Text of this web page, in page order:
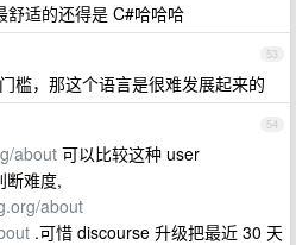
舒适的还得是 C#哈哈哈
53
槛，那这个语言是很难发展起来的
54
about 可以比较这种 user
断难度,
about
.可惜 discourse 升级把最近 30 天